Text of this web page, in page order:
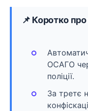
📌 Коротко
ОСАГО
поліції.
За третє